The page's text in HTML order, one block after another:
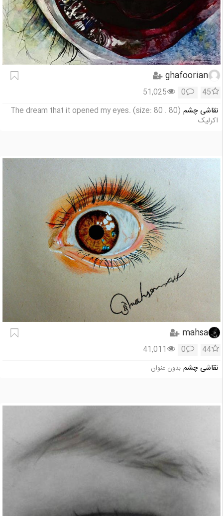
ghafoorian
45
0
51,025
نقاشی چشم The dream that it opened my eyes. (size: 80 . 80)
اکرلیک
mahsa
44
0
41,011
نقاشی چشم بدون عنوان